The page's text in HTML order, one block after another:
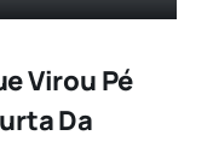
Virou Pé
Da